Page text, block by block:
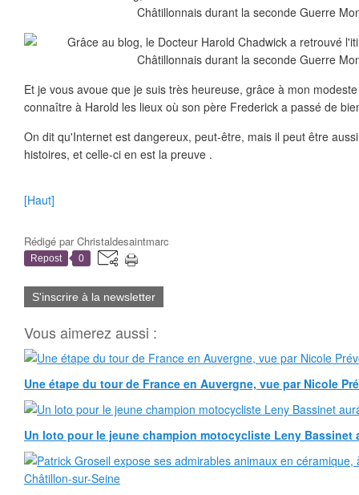
Et je vous avoue que je suis très heureuse, grâce à mon
connaître à Harold les lieux où son père Frederick a passé de
On dit qu'Internet est dangereux, peut-être, mais il peut être
histoires, et celle-ci en est la preuve .
[Haut]
Rédigé parChristaldesaintmarc
Repost 0
S'inscrire à la newsletter
Vous aimerez aussi :
Une étape du tour de France en Auvergne, vue par Nicole
Un loto pour le jeune champion motocycliste Leny Bassinet